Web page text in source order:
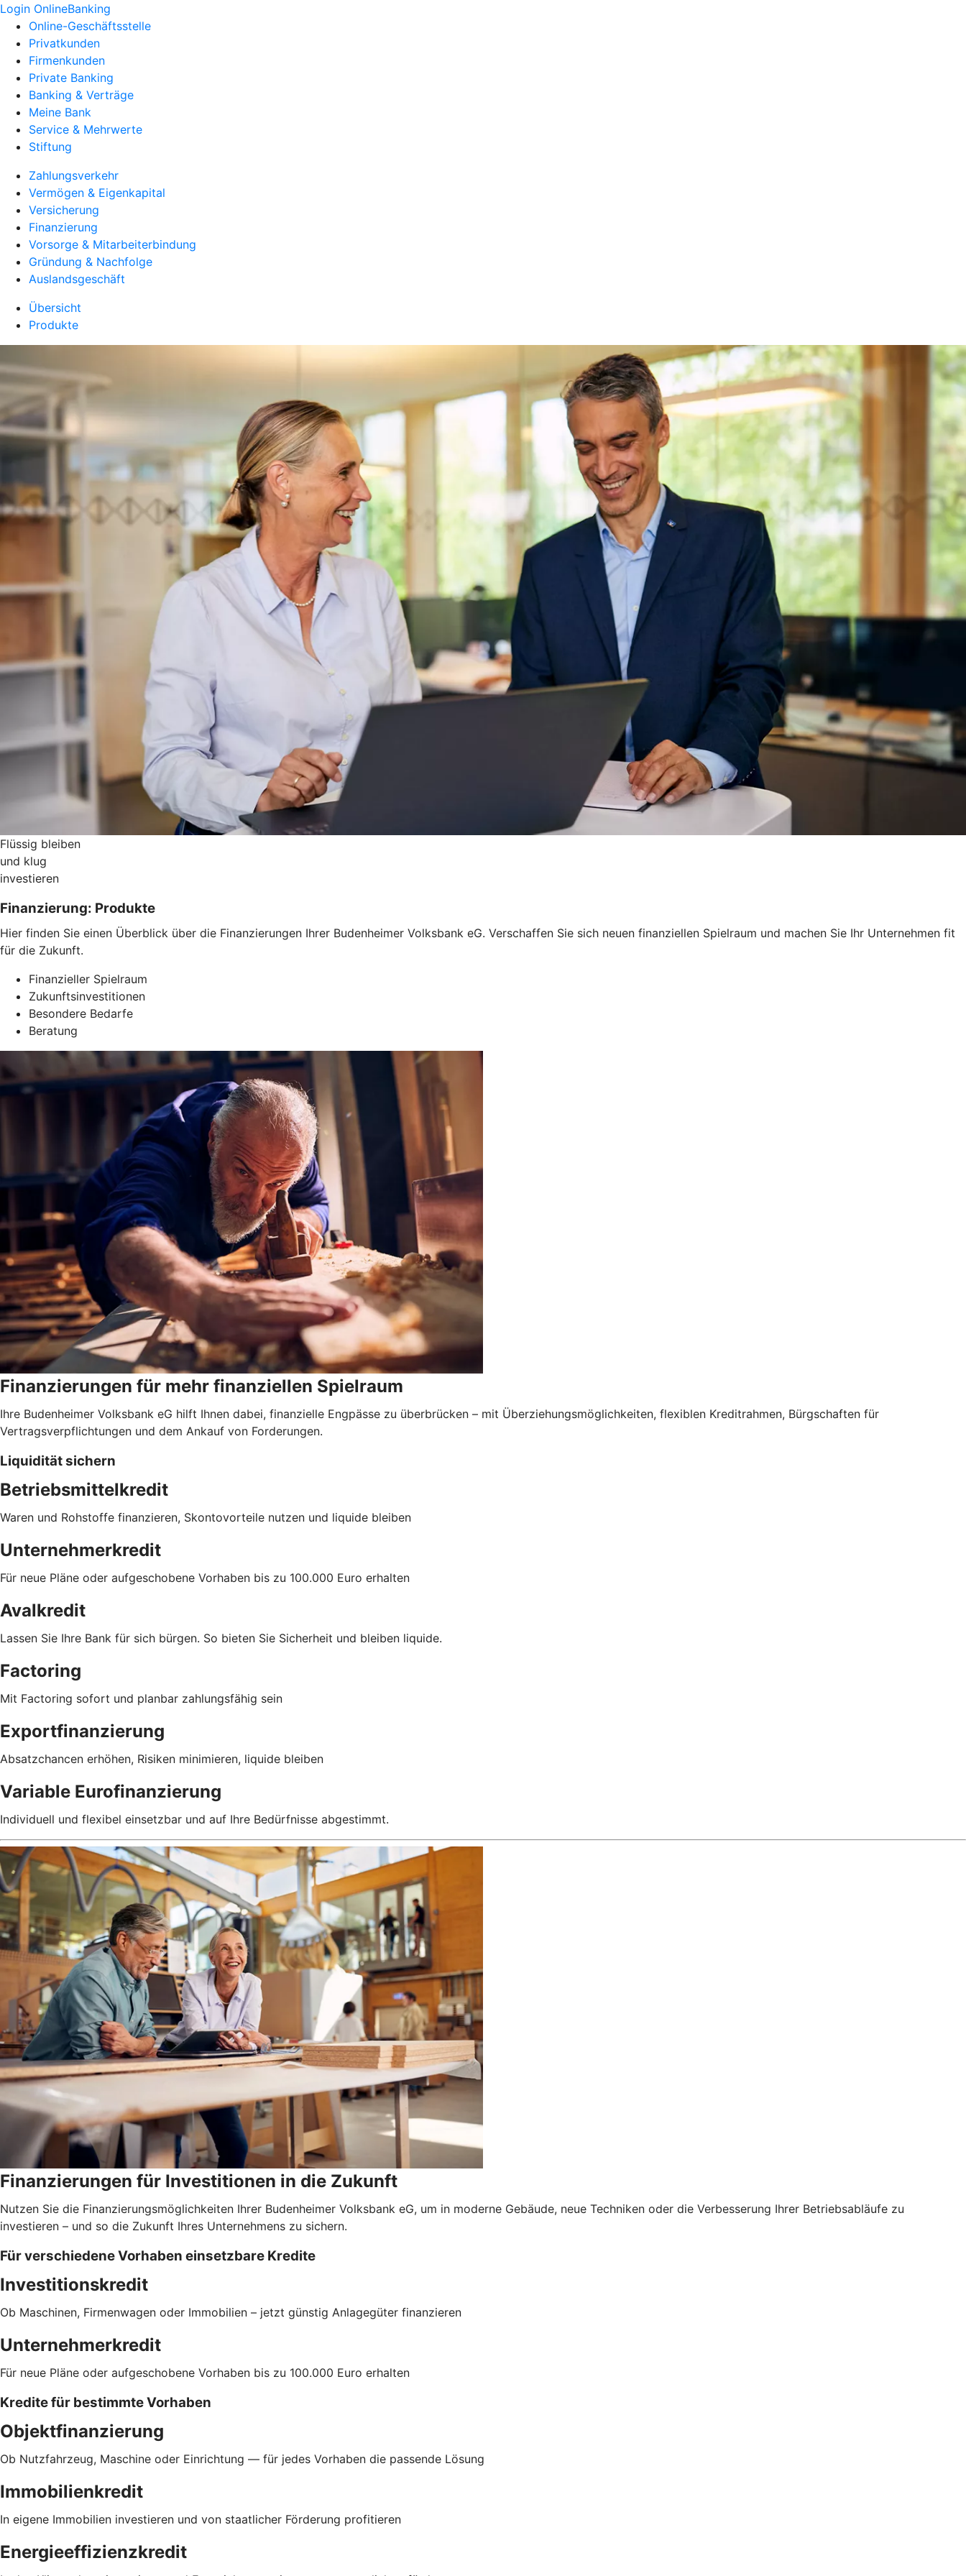
Login OnlineBanking
Online-Geschäftsstelle
Privatkunden
Firmenkunden
Private Banking
Banking & Verträge
Meine Bank
Service & Mehrwerte
Stiftung
Zahlungsverkehr
Vermögen & Eigenkapital
Versicherung
Finanzierung
Vorsorge & Mitarbeiterbindung
Gründung & Nachfolge
Auslandsgeschäft
Übersicht
Produkte
Flüssig bleiben
und klug
investieren
Finanzierung: Produkte
Hier finden Sie einen Überblick über die Finanzierungen Ihrer Budenheimer Volksbank eG. Verschaffen Sie sich neuen finanziellen Spielraum und machen Sie Ihr Unternehmen fit
für die Zukunft.
Finanzieller Spielraum
Zukunftsinvestitionen
Besondere Bedarfe
Beratung
Finanzierungen für mehr finanziellen Spielraum
Ihre Budenheimer Volksbank eG hilft Ihnen dabei, finanzielle Engpässe zu überbrücken – mit Überziehungsmöglichkeiten, flexiblen Kreditrahmen, Bürgschaften für
Vertragsverpflichtungen und dem Ankauf von Forderungen.
Liquidität sichern
Betriebsmittelkredit
Waren und Rohstoffe finanzieren, Skontovorteile nutzen und liquide bleiben
Unternehmerkredit
Für neue Pläne oder aufgeschobene Vorhaben bis zu 100.000 Euro erhalten
Avalkredit
Lassen Sie Ihre Bank für sich bürgen. So bieten Sie Sicherheit und bleiben liquide.
Factoring
Mit Factoring sofort und planbar zahlungsfähig sein
Exportfinanzierung
Absatzchancen erhöhen, Risiken minimieren, liquide bleiben
Variable Eurofinanzierung
Individuell und flexibel einsetzbar und auf Ihre Bedürfnisse abgestimmt.
Finanzierungen für Investitionen in die Zukunft
Nutzen Sie die Finanzierungsmöglichkeiten Ihrer Budenheimer Volksbank eG, um in moderne Gebäude, neue Techniken oder die Verbesserung Ihrer Betriebsabläufe zu
investieren – und so die Zukunft Ihres Unternehmens zu sichern.
Für verschiedene Vorhaben einsetzbare Kredite
Investitionskredit
Ob Maschinen, Firmenwagen oder Immobilien – jetzt günstig Anlagegüter finanzieren
Unternehmerkredit
Für neue Pläne oder aufgeschobene Vorhaben bis zu 100.000 Euro erhalten
Kredite für bestimmte Vorhaben
Objektfinanzierung
Ob Nutzfahrzeug, Maschine oder Einrichtung — für jedes Vorhaben die passende Lösung
Immobilienkredit
In eigene Immobilien investieren und von staatlicher Förderung profitieren
Energieeffizienzkredit